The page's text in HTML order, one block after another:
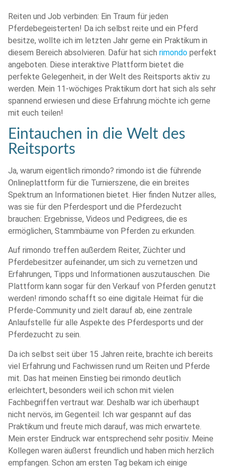
Reiten und Job verbinden: Ein Traum für jeden
Pferdebegeisterten! Da ich selbst reite und ein Pferd
besitze, wollte ich im letzten Jahr gerne ein Praktikum in
diesem Bereich absolvieren. Dafür hat sich rimondo perfekt
angeboten. Diese interaktive Plattform bietet die
perfekte Gelegenheit, in der Welt des Reitsports aktiv zu
werden. Mein 11-wöchiges Praktikum dort hat sich als sehr
spannend erwiesen und diese Erfahrung möchte ich gerne
mit euch teilen!
Eintauchen in die Welt des
Reitsports
Ja, warum eigentlich rimondo? rimondo ist die führende
Onlineplattform für die Turnierszene, die ein breites
Spektrum an Informationen bietet. Hier finden Nutzer alles,
was sie für den Pferdesport und die Pferdezucht
brauchen: Ergebnisse, Videos und Pedigrees, die es
ermöglichen, Stammbäume von Pferden zu erkunden.
Auf rimondo treffen außerdem Reiter, Züchter und
Pferdebesitzer aufeinander, um sich zu vernetzen und
Erfahrungen, Tipps und Informationen auszutauschen. Die
Plattform kann sogar für den Verkauf von Pferden genutzt
werden! rimondo schafft so eine digitale Heimat für die
Pferde-Community und zielt darauf ab, eine zentrale
Anlaufstelle für alle Aspekte des Pferdesports und der
Pferdezucht zu sein.
Da ich selbst seit über 15 Jahren reite, brachte ich bereits
viel Erfahrung und Fachwissen rund um Reiten und Pferde
mit. Das hat meinen Einstieg bei rimondo deutlich
erleichtert, besonders weil ich schon mit vielen
Fachbegriffen vertraut war. Deshalb war ich überhaupt
nicht nervös, im Gegenteil: Ich war gespannt auf das
Praktikum und freute mich darauf, was mich erwartete.
Mein erster Eindruck war entsprechend sehr positiv. Meine
Kollegen waren äußerst freundlich und haben mich herzlich
empfangen. Schon am ersten Tag bekam ich einige